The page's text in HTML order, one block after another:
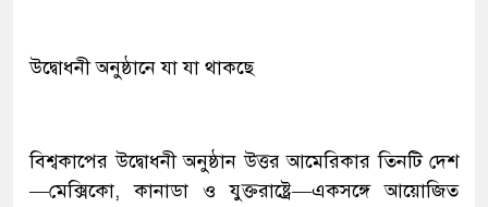
উদ্বোধনী অনুষ্ঠানে যা যা থাকছে
বিশ্বকাপের উদ্বোধনী অনুষ্ঠান উত্তর আমেরিকার তিনটি দেশ
—মেক্সিকো, কানাডা ও যুক্তরাষ্ট্রে—একসঙ্গে আয়োজিত